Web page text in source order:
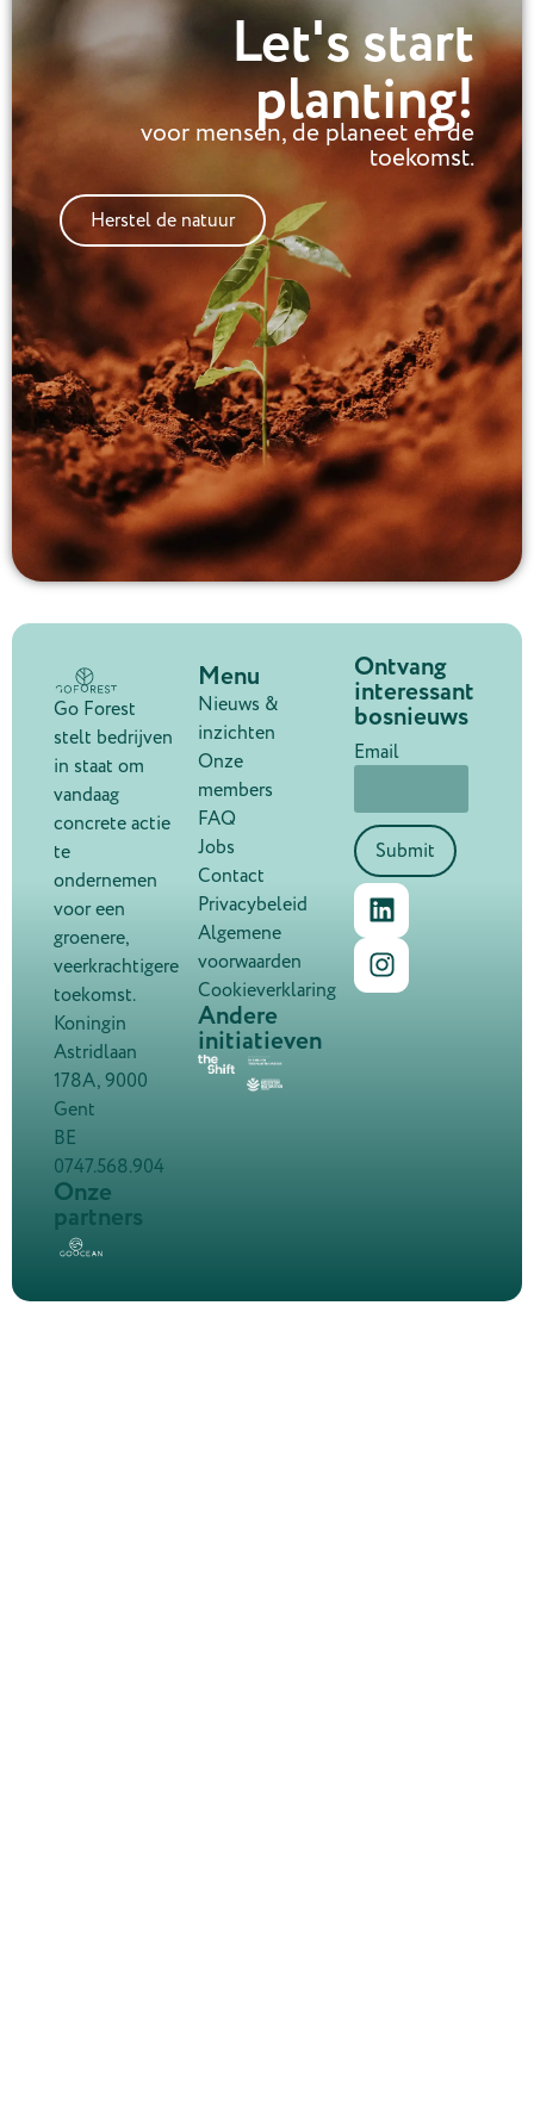
Let's start
planting!
voor mensen, de planeet en de
toekomst.
Herstel de natuur
Go Forest
stelt bedrijven
in staat om
vandaag
concrete actie
te
ondernemen
voor een
groenere,
veerkrachtigere
toekomst.
Koningin
Astridlaan
178A, 9000
Gent
BE
0747.568.904
Onze
partners
Menu
Nieuws &
inzichten
Onze
members
FAQ
Jobs
Contact
Privacybeleid
Algemene
voorwaarden
Cookieverklaring
Andere
initiatieven
Ontvang
interessant
bosnieuws
Email
Submit